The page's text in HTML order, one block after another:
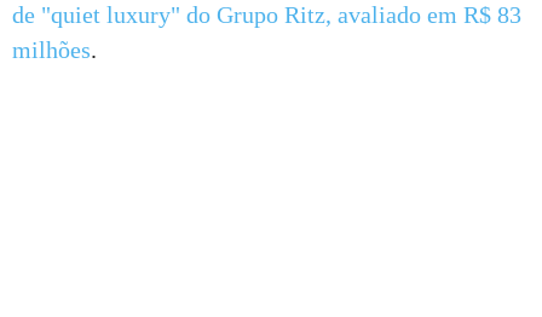
de "quiet luxury" do Grupo Ritz, avaliado em R$ 83
milhões.